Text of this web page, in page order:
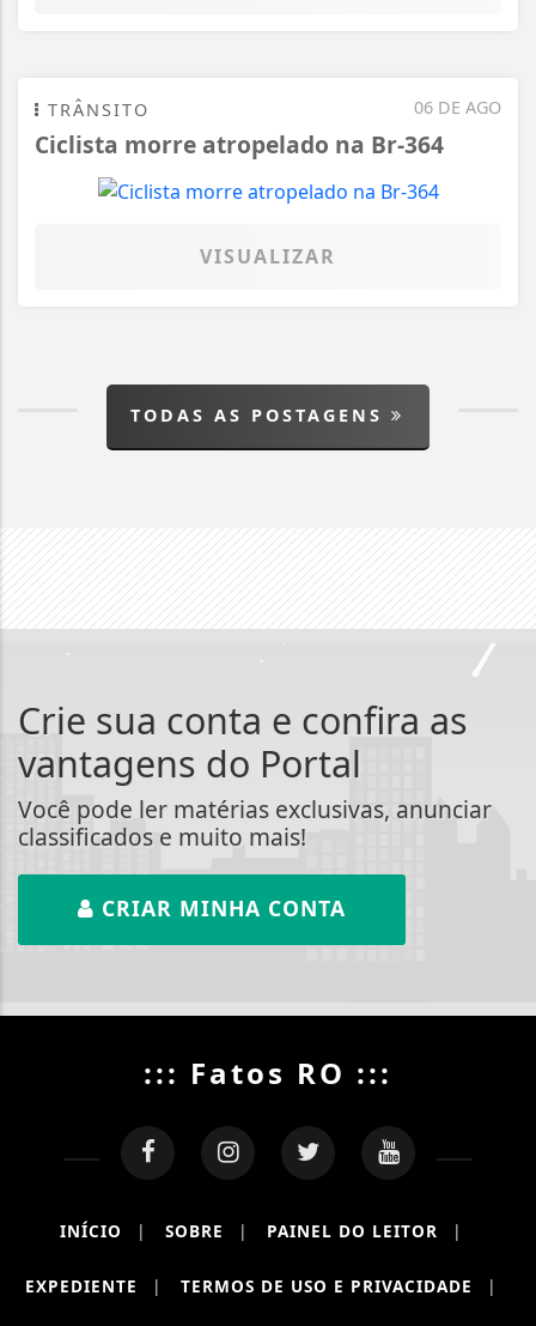
06 DE AGO
TRÂNSITO
Ciclista morre atropelado na Br-364
VISUALIZAR
TODAS AS POSTAGENS
Crie sua conta e confira as
vantagens do Portal
Você pode ler matérias exclusivas, anunciar
classificados e muito mais!
CRIAR MINHA CONTA
::: Fatos RO :::
INÍCIO | SOBRE | PAINEL DO LEITOR |
EXPEDIENTE | TERMOS DE USO E PRIVACIDADE |